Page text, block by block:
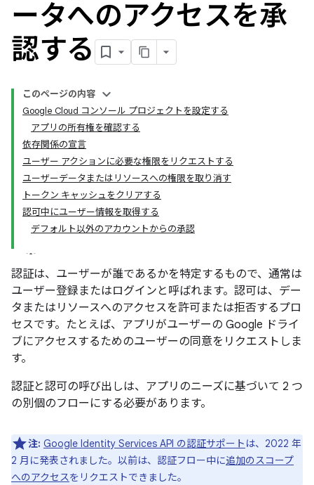
ータへのアクセスを承
認する
このページの内容
Google Cloud コンソール プロジェクトを設定する
アプリの所有権を確認する
依存関係の宣言
ユーザー アクションに必要な権限をリクエストする
ユーザーデータまたはリソースへの権限を取り消す
トークン キャッシュをクリアする
認可中にユーザー情報を取得する
デフォルト以外のアカウントからの承認
認証は、ユーザーが誰であるかを特定するもので、通常は
ユーザー登録またはログインと呼ばれます。認可は、デー
タまたはリソースへのアクセスを許可または拒否するプロ
セスです。たとえば、アプリがユーザーの Google ドライ
ブにアクセスするためのユーザーの同意をリクエストしま
す。
認証と認可の呼び出しは、アプリのニーズに基づいて 2 つ
の別個のフローにする必要があります。
注: Google Identity Services API の認証サポート は、2022 年
2 月に発表されました。以前は、認証フロー中に追加のスコープ
へのアクセスをリクエストできました。